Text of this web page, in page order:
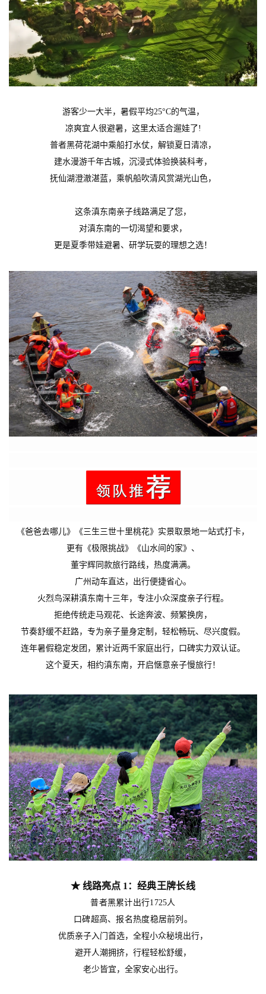
游客少一大半，暑假平均25°C的气温，
凉爽宜人很避暑，这里太适合遛娃了!
普者黑荷花湖中乘船打水仗，解锁夏日清凉，
建水漫游千年古城，沉浸式体验换装科考，
抚仙湖澄澈湛蓝，乘帆船吹清风赏湖光山色，
这条滇东南亲子线路满足了您，
对滇东南的一切渴望和要求，
更是夏季带娃避暑、研学玩耍的理想之选！
《爸爸去哪儿》《三生三世十里桃花》实景取景地一站式打卡，
更有《极限挑战》《山水间的家》、
董宇辉同款旅行路线，热度满满。
广州动车直达，出行便捷省心。
火烈鸟深耕滇东南十三年，专注小众深度亲子行程。
拒绝传统走马观花、长途奔波、频繁换房，
节奏舒缓不赶路，专为亲子量身定制，轻松畅玩、尽兴度假。
连年暑假稳定发团，累计近两千家庭出行，口碑实力双认证。
这个夏天，相约滇东南，开启惬意亲子慢旅行！
★ 线路亮点 1：经典王牌长线
普者黑累计出行1725人
口碑超高、报名热度稳居前列 。
优质亲子入门首选，全程小众秘境出行，
避开人潮拥挤，行程轻松舒缓，
老少皆宜，全家安心出行。